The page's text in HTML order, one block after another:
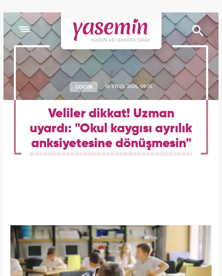
ÇOCUK 16 EYLÜL 2025, 09:15
Veliler dikkat! Uzman
uyardı: "Okul kaygısı ayrılık
anksiyetesine dönüşmesin"